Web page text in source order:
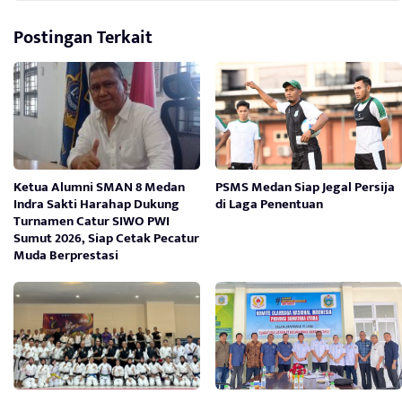
Postingan Terkait
Ketua Alumni SMAN 8 Medan
Indra Sakti Harahap Dukung
Turnamen Catur SIWO PWI
Sumut 2026, Siap Cetak Pecatur
Muda Berprestasi
PSMS Medan Siap Jegal Persija
di Laga Penentuan